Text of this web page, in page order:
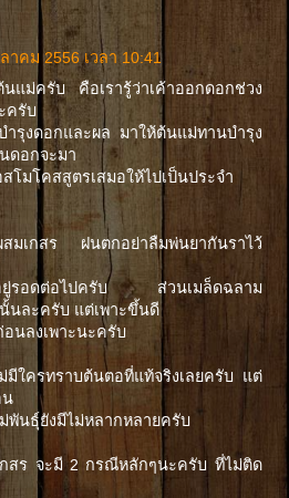
าคม 2556 เวลา 10:41
นแม่ครับ คือเรารู้ว่าเค้าออกดอกช่วง
ครับ
ำรุงดอกและผล มาให้ต้นแม่ทานบำรุง
ดอกจะมา
โมโคสสูตรเสมอให้ไปเป็นประจำ
สมเกสร ฝนตกอย่าลืมพ่นยากันราไว้
อยู่รอดต่อไปครับ ส่วนเมล็ดฉลาม
นละครับ แต่เพาะขึ้นดี
อนลงเพาะนะครับ
มีใครทราบต้นตอที่แท้จริงเลยครับ แต่
น
พันธุ์ยังมีไม่หลากหลายครับ
กสร จะมี 2 กรณีหลักๆนะครับ ที่ไม่ติด